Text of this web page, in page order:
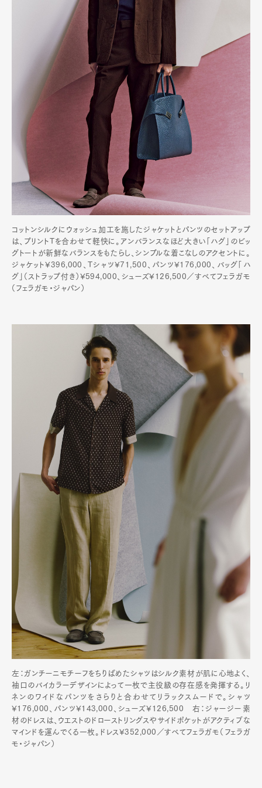
コットンシルクにウォッシュ加工を施したジャケットとパンツのセットアップ
は、プリントTを合わせて軽快に。アンバランスなほど大きい「ハグ」のビッ
グトートが新鮮なバランスをもたらし、シンプルな着こなしのアクセントに。
ジャケット¥396,000、Tシャツ¥71,500、パンツ¥176,000、バッグ「ハ
グ」（ストラップ付き）¥594,000、シューズ¥126,500／すべてフェラガモ
（フェラガモ・ジャパン）
左：ガンチーニモチーフをちりばめたシャツはシルク素材が肌に心地よく、
袖口のバイカラーデザインによって一枚で主役級の存在感を発揮する。リ
ネンのワイドなパンツをさらりと合わせてリラックスムードで。シャツ
¥176,000、パンツ¥143,000、シューズ¥126,500 右：ジャージー素
材のドレスは、ウエストのドローストリングスやサイドポケットがアクティブな
マインドを運んでくる一枚。ドレス¥352,000／すべてフェラガモ（フェラガ
モ・ジャパン）